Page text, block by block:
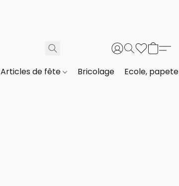
Articles de fête Bricolage Ecole,